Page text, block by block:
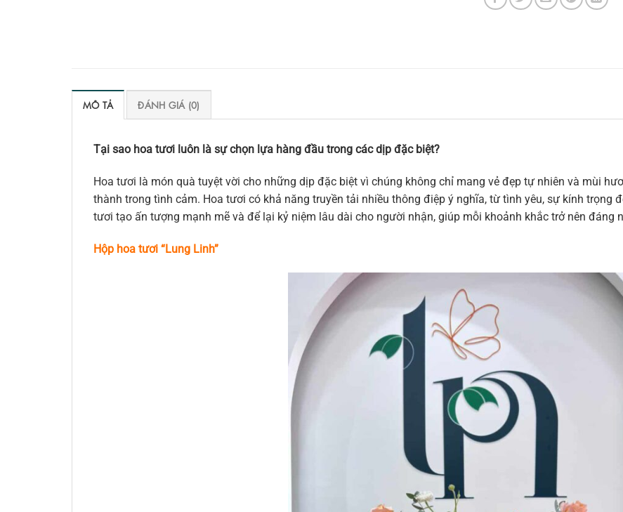
MÔ TẢ ĐÁNH GIÁ (0)
Tại sao hoa tươi luôn là sự chọn lựa hàng đầu trong các dịp đặc biệt?
Hoa tươi là món quà tuyệt vời cho những dịp đặc biệt vì chúng không chỉ mang vẻ đẹp tự nhiên và mùi
thành trong tình cảm. Hoa tươi có khả năng truyền tải nhiều thông điệp ý nghĩa, từ tình yêu, sự kính trọng
tươi tạo ấn tượng mạnh mẽ và để lại kỷ niệm lâu dài cho người nhận, giúp mỗi khoảnh khắc trở nên đáng
Hộp hoa tươi “Lung Linh”